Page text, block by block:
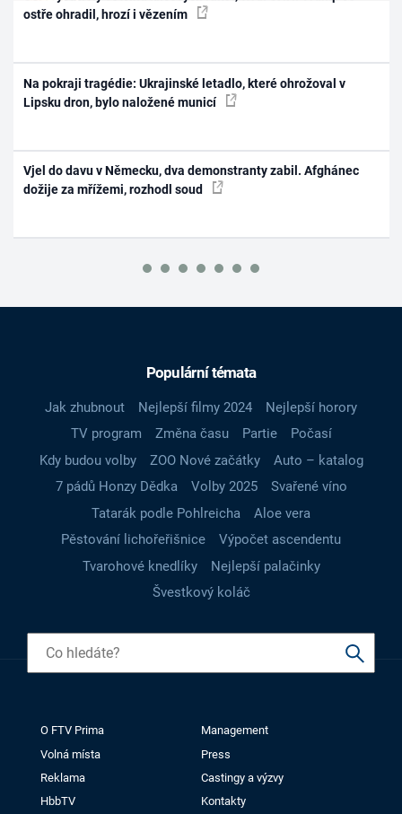
ostře ohradil, hrozí i vězením
Na pokraji tragédie: Ukrajinské letadlo, které ohrožoval v
Lipsku dron, bylo naložené municí
Vjel do davu v Německu, dva demonstranty zabil. Afghánec
dožije za mřížemi, rozhodl soud
Populární témata
Jak zhubnout Nejlepší filmy 2024
Nejlepší horory
TV program
Změna času Partie
Počasí
Kdy budou volby
ZOO Nové začátky
Auto – katalog
7 pádů Honzy Dědka
Volby 2025
Svařené víno
Tatarák podle Pohlreicha
Aloe vera
Pěstování lichořeřišnice
Výpočet ascendentu
Tvarohové knedlíky
Nejlepší palačinky
Švestkový koláč
O FTV Prima
Management
Volná místa
Press
Reklama
Castingy a výzvy
HbbTV
Kontakty